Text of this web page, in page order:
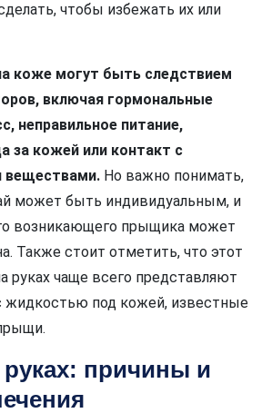
чтобы избежать их или
коже могут быть следствием
включая гормональные
неправильное питание,
за кожей или контакт с
Но важно понимать,
может быть индивидуальным, и
возникающего прыщика может
Также стоит отметить, что этот
руках чаще всего представляют
жидкостью под кожей, известные
причины и